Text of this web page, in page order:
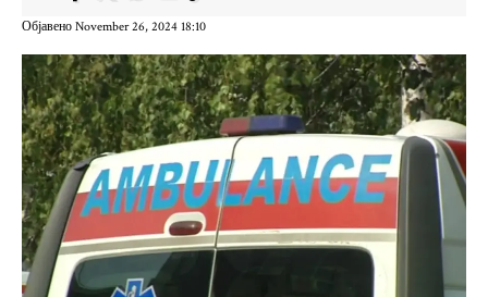
Објавено November 26, 2024 18:10